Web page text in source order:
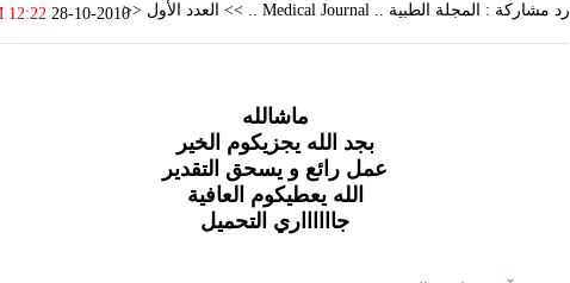
رد مشاركة : المجلة الطبية .. Medical Journal .. >> العدد الأول << 28-10-2010
12:22 PM
ماشالله
بجد الله يجزيكوم الخير
عمل رائع و يسحق التقدير
الله يعطيكوم العافية
جااااااري التحميل